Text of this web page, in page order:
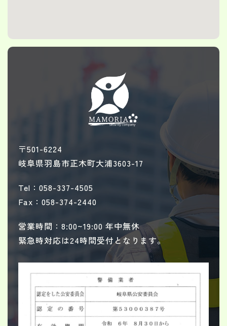
〒501-6224
岐阜県羽島市正木町大浦3603-17
Tel：058-337-4505
Fax：058-374-2440
営業時間：8:00~19:00 年中無休
緊急時対応は24時間受付となります。